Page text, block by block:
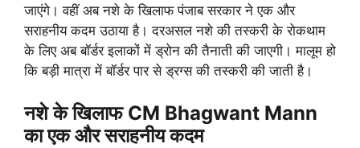
जाएंगे। वहीं अब नशे के खिलाफ पंजाब सरकार ने एक और
सराहनीय कदम उठाया है। दरअसल नशे की तस्करी के रोकथाम
के लिए अब बॉर्डर इलाकों में ड्रोन की तैनाती की जाएगी। मालूम हो
कि बड़ी मात्रा में बॉर्डर पार से ड्रग्स की तस्करी की जाती है।
नशे के खिलाफ CM Bhagwant Mann
का एक और सराहनीय कदम